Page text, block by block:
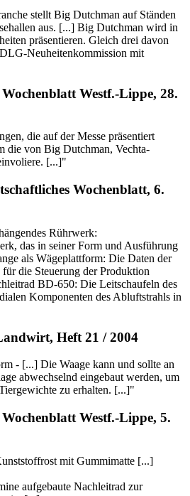
stellt Big Dutchman auf Ständen
aus. [...] Big Dutchman wird in
präsentieren. Gleich drei davon
Neuheitenkommission mit
Westf.-Lippe, 28.
die auf der Messe präsentiert
die von Big Dutchman, Vechta-
[...]"
Wochenblatt, 6.
Rührwerk:
das in seiner Form und Ausführung
als Wägeplattform: Die Daten der
die Steuerung der Produktion
BD-650: Die Leitschaufeln des
Komponenten des Abluftstrahls in
Heft 21 / 2004
- [...] Die Waage kann und sollte an
abwechselnd eingebaut werden, um
zu erhalten. [...]"
Westf.-Lippe, 5.
mit Gummimatte [...]
aufgebaute Nachleitrad zur